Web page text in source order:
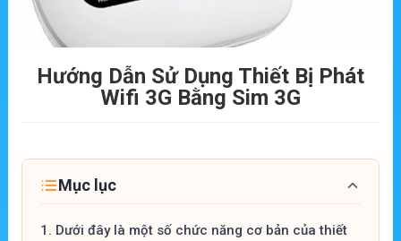
Hướng Dẫn Sử Dụng Thiết Bị Phát
Wifi 3G Bằng Sim 3G
Mục lục
1. Dưới đây là một số chức năng cơ bản của thiết